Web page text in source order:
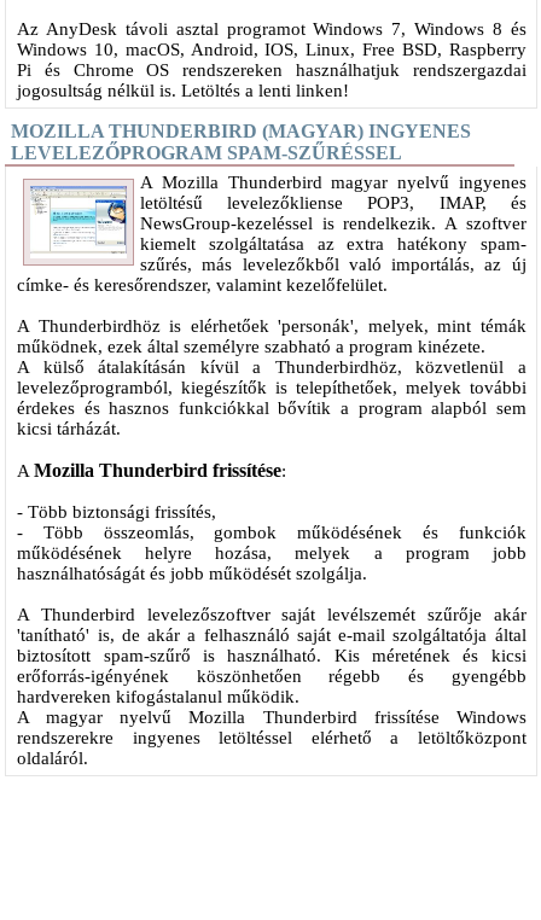
Az AnyDesk távoli asztal programot Windows 7, Windows 8 és
Windows 10, macOS, Android, IOS, Linux, Free BSD, Raspberry
Pi és Chrome OS rendszereken használhatjuk rendszergazdai
jogosultság nélkül is. Letöltés a lenti linken!
MOZILLA THUNDERBIRD (MAGYAR) INGYENES
LEVELEZŐPROGRAM SPAM-SZŰRÉSSEL
A Mozilla Thunderbird magyar nyelvű ingyenes
letöltésű levelezőkliense POP3, IMAP, és
NewsGroup-kezeléssel is rendelkezik. A szoftver
kiemelt szolgáltatása az extra hatékony spam-
szűrés, más levelezőkből való importálás, az új
címke- és keresőrendszer, valamint kezelőfelület.
A Thunderbirdhöz is elérhetőek 'personák', melyek, mint témák
működnek, ezek által személyre szabható a program kinézete.
A külső átalakításán kívül a Thunderbirdhöz, közvetlenül a
levelezőprogramból, kiegészítők is telepíthetőek, melyek további
érdekes és hasznos funkciókkal bővítik a program alapból sem
kicsi tárházát.
AMozilla Thunderbird frissítése:
- Több biztonsági frissítés,
- Több összeomlás, gombok működésének és funkciók
működésének helyre hozása, melyek a program jobb
használhatóságát és jobb működését szolgálja.
A Thunderbird levelezőszoftver saját levélszemét szűrője akár
'tanítható' is, de akár a felhasználó saját e-mail szolgáltatója által
biztosított spam-szűrő is használható. Kis méretének és kicsi
erőforrás-igényének köszönhetően régebb és gyengébb
hardvereken kifogástalanul működik.
A magyar nyelvű Mozilla Thunderbird frissítése Windows
rendszerekre ingyenes letöltéssel elérhető a letöltőközpont
oldaláról.